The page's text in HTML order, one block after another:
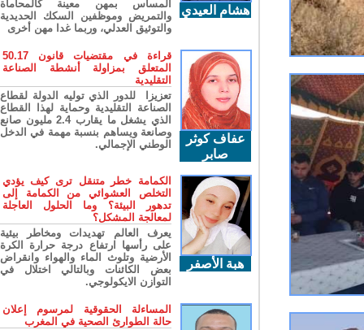
هشام العيدي
المساس بمهن معينة كالمحاماة
والتمريض وموظفين السكك الحديدية
والتوثيق العدلي، وربما غدا مهن أخرى
عفاف كوثر
صابر
قراءة في مقتضيات قانون 50.17
المتعلق بمزاولة أنشطة الصناعة
التقليدية
تعزيزا للدور الذي توليه الدولة لقطاع
الصناعة التقليدية وحماية لهذا القطاع
الذي يشغل ما يقارب 2.4 مليون صانع
وصانعة ويساهم بنسبة مهمة في الدخل
الوطني الإجمالي.
هبة الأصفر
الكمامة خطر متنقل ترى كيف يؤدي
التخلص العشوائي من الكمامة إلى
تدهور البيئة؟ وما الحلول العاجلة
لمعالجة المشكل؟
يعرف العالم تهديدات ومخاطر بيئية
على رأسها ارتفاع درجة حرارة الكرة
الأرضية وتلوث الماء والهواء وانقراض
بعض الكائنات وبالتالي اختلال في
التوازن الايكولوجي.
المساءلة الحقوقية لمرسوم إعلان
حالة الطوارئ الصحية في المغرب